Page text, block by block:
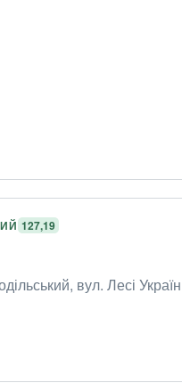
127,19
вул. Лесі